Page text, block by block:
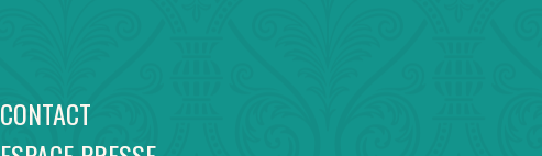
CONTACT